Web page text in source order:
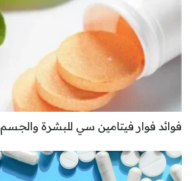
فوائد فوار فيتامين سي للبشرة والجسم